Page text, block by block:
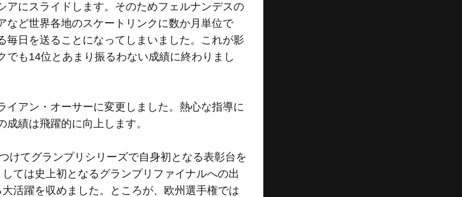
アにスライドします。そのためフェルナンデスの
ど世界各地のスケートリンクに数か月単位で
日を送ることになってしまいました。これが影
も14位とあまり振るわない成績に終わりまし
アン・オーサーに変更しました。熱心な指導に
績は飛躍的に向上します。
けてグランプリシリーズで自身初となる表彰台を
ては史上初となるグランプリファイナルへの出
活躍を収めました。ところが、欧州選手権では